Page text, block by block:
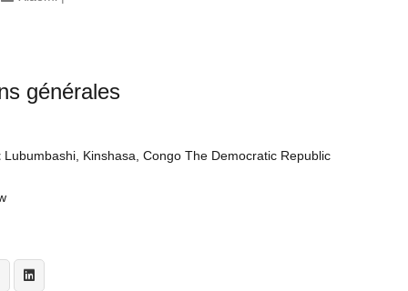
générales
Lubumbashi, Kinshasa, Congo The Democratic Republic